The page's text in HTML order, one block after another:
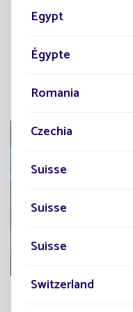
Certaines
butoir pour agir.
partie des villes qui
autonome.
Egypt
Égypte
Romania
Czechia
Suisse
Suisse
Suisse
Switzerland